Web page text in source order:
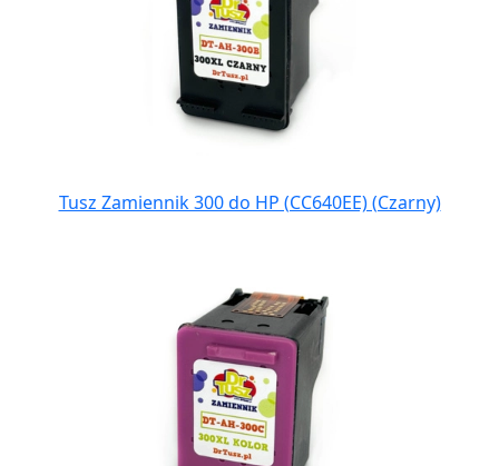
Tusz Zamiennik 300 do HP (CC640EE) (Czarny)